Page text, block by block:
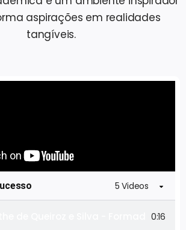
aspirações em realidades
tangíveis.
5 Videos
de Queiroz e Silva - Formada em
0:16